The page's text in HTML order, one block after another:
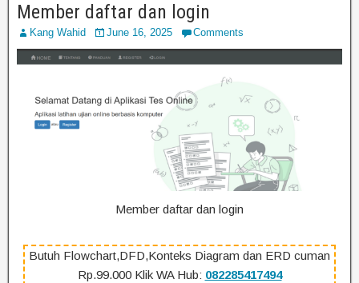
Member daftar dan login
Kang Wahid June 16, 2025 Comments
Member daftar dan login
Butuh Flowchart,DFD,Konteks Diagram dan ERD cuman
Rp.99.000 Klik WA Hub: 082285417494